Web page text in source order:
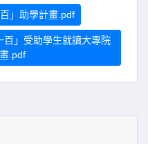
」助學計畫.pdf
」受助學生就讀大專院
.pdf